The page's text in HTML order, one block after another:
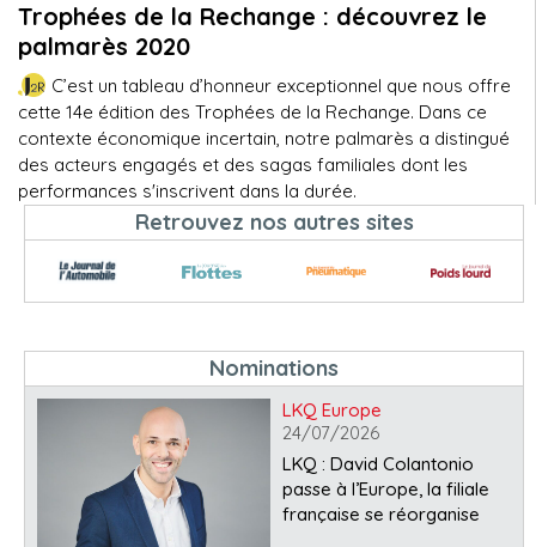
Trophées de la Rechange : découvrez le
palmarès 2020
C’est un tableau d’honneur exceptionnel que nous offre
cette 14e édition des Trophées de la Rechange. Dans ce
contexte économique incertain, notre palmarès a distingué
des acteurs engagés et des sagas familiales dont les
performances s'inscrivent dans la durée.
Retrouvez nos autres sites
Nominations
LKQ Europe
24/07/2026
LKQ : David Colantonio
passe à l’Europe, la filiale
française se réorganise